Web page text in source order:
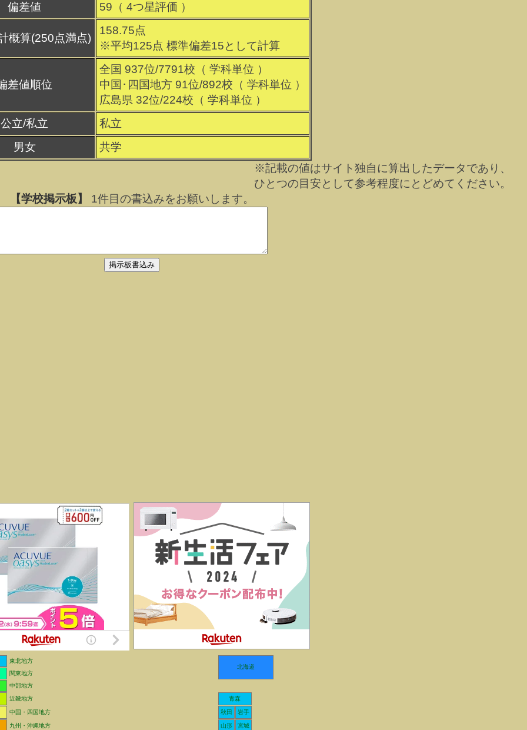
偏差値 59（ 4つ星評価 ）
概算(250点満点)
158.75点
※平均125点 標準偏差15として計算
差値順位
全国 937位/7791校（ 学科単位 ）
中国･四国地方 91位/892校（ 学科単位 ）
広島県 32位/224校（ 学科単位 ）
公立/私立
私立
男女
共学
※記載の値はサイト独自に算出したデータであり、
ひとつの目安として参考程度にとどめてください。
【学校掲示板】
1件目の書込みをお願いします。
東北地方
北海道
関東地方
中部地方
近畿地方
青森
中国・四国地方 秋田 岩手
九州・沖縄地方 山形 宮城